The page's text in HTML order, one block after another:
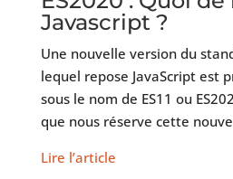
Javascript ?
Une nouvelle version du
lequel repose JavaScript est
sous le nom de ES11 ou
que nous réserve cette
Lire l’article